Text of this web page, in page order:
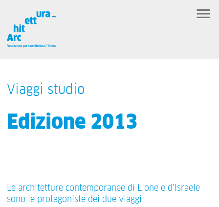
Viaggi studio
Edizione 2013
Le architetture contemporanee di Lione e d’Israele
sono le protagoniste dei due viaggi